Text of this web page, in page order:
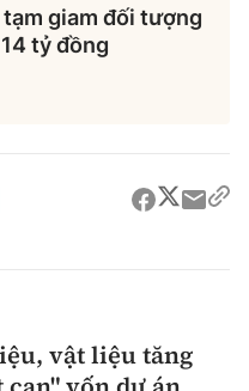
giam đối tượng
tỷ đồng
vật liệu tăng